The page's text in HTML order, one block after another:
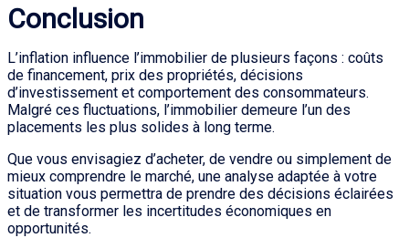
Conclusion
L’inflation influence l’immobilier de plusieurs façons : coûts
de financement, prix des propriétés, décisions
d’investissement et comportement des consommateurs.
Malgré ces fluctuations, l’immobilier demeure l’un des
placements les plus solides à long terme.
Que vous envisagiez d’acheter, de vendre ou simplement de
mieux comprendre le marché, une analyse adaptée à votre
situation vous permettra de prendre des décisions éclairées
et de transformer les incertitudes économiques en
opportunités.